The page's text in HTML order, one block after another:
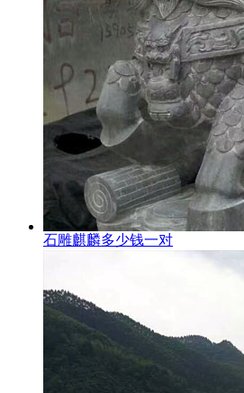
石雕麒麟多少钱一对